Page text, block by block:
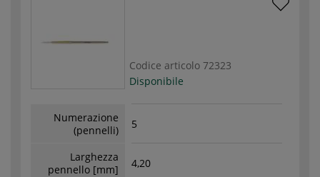
Codice articolo 72323
Disponibile
Numerazione
(pennelli)
5
Larghezza
pennello [mm]
4,20